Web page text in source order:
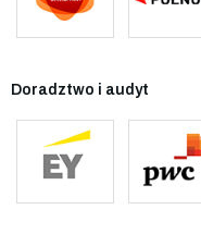
Doradztwo i audyt